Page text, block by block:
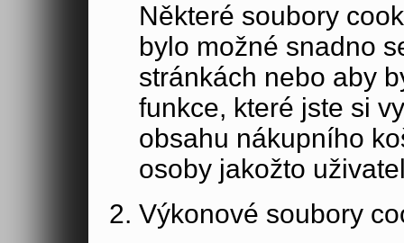
Některé soubory
bylo možné snadno
stránkách nebo aby
funkce, které jste si
obsahu nákupního
osoby jakožto
Výkonové soubory